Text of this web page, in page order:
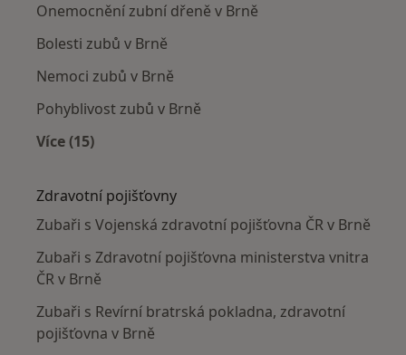
Onemocnění zubní dřeně v Brně
Bolesti zubů v Brně
Nemoci zubů v Brně
Pohyblivost zubů v Brně
Více (15)
Zdravotní pojišťovny
Zubaři s Vojenská zdravotní pojišťovna ČR v Brně
Zubaři s Zdravotní pojišťovna ministerstva vnitra
ČR v Brně
Zubaři s Revírní bratrská pokladna, zdravotní
pojišťovna v Brně